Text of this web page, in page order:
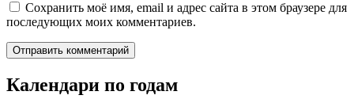
Сохранить моё имя, email и адрес сайта в этом браузере для
последующих моих комментариев.
Календари по годам